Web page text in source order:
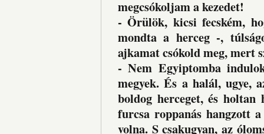
megcsókoljam a kezedet!
- Örülök, kicsi fecském,
mondta a herceg -,
ajkamat csókold meg, mert
- Nem Egyiptomba
megyek. És a halál, ugye,
boldog herceget, és
furcsa roppanás hangzott
volna. S csakugyan, az